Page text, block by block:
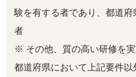
験を有する者であり、都道府
者
※ その他、質の⾼い研修を実
都道府県において上記要件以